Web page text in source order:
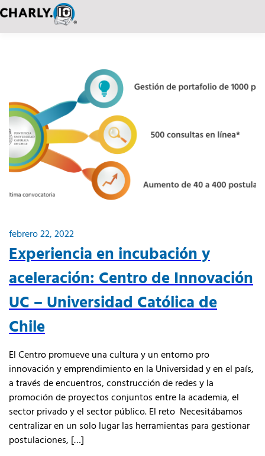
febrero 22, 2022
Experiencia en incubación y
aceleración: Centro de Innovación
UC – Universidad Católica de
Chile
El Centro promueve una cultura y un entorno pro
innovación y emprendimiento en la Universidad y en el país,
a través de encuentros, construcción de redes y la
promoción de proyectos conjuntos entre la academia, el
sector privado y el sector público. El reto Necesitábamos
centralizar en un solo lugar las herramientas para gestionar
postulaciones, […]